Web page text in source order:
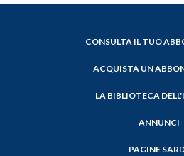
CONSULTA IL TUO
ACQUISTA UN
LA BIBLIOTECA
ANNUNCI
PAGINE